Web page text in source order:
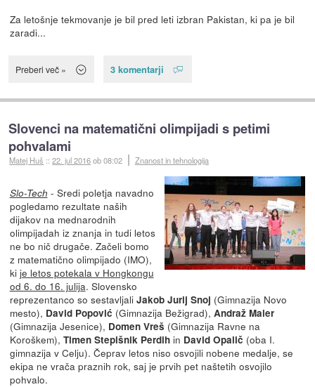
Za letošnje tekmovanje je bil pred leti izbran Pakistan, ki pa je bil
zaradi...
Preberi več » 3 komentarji
Slovenci na matematični olimpijadi s petimi
pohvalami
Matej Huš ::22. jul 2016ob 08:02 Znanost in tehnologija
Slo-Tech - Sredi poletja navadno
pogledamo rezultate naših
dijakov na mednarodnih
olimpijadah iz znanja in tudi letos
ne bo nič drugače. Začeli bomo
z matematično olimpijado (IMO),
ki je letos potekala v Hongkongu
od 6. do 16. julija. Slovensko
reprezentanco so sestavljali Jakob Jurij Snoj (Gimnazija Novo
mesto), David Popović (Gimnazija Bežigrad), Andraž Maier
(Gimnazija Jesenice), Domen Vreš (Gimnazija Ravne na
Koroškem), Timen Stepišnik Perdihin David Opalič (oba I.
gimnazija v Celju). Čeprav letos niso osvojili nobene medalje, se
ekipa ne vrača praznih rok, saj je prvih pet naštetih osvojilo
pohvalo.